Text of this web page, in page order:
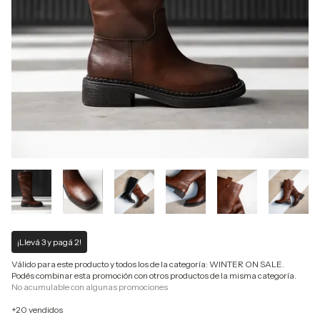
¡Llevá 3 y pagá 2!
Válido para este producto y todos los de la categoría: WINTER ON SALE.
Podés combinar esta promoción con otros productos de la misma categoría.
No acumulable con algunas promociones
+20 vendidos